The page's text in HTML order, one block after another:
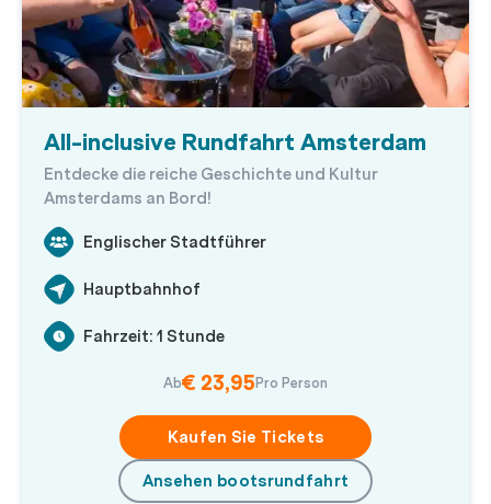
All-inclusive Rundfahrt Amsterdam
Entdecke die reiche Geschichte und Kultur
Amsterdams an Bord!
Englischer Stadtführer
Hauptbahnhof
Fahrzeit: 1 Stunde
Ab€ 23,95 Pro Person
Kaufen Sie Tickets
Ansehen bootsrundfahrt